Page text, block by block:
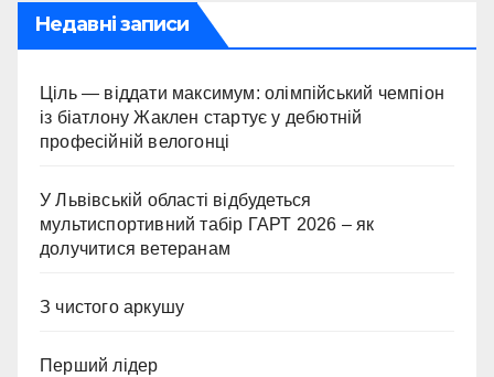
Недавні записи
Ціль — віддати максимум: олімпійський чемпіон
із біатлону Жаклен стартує у дебютній
професійній велогонці
У Львівській області відбудеться
мультиспортивний табір ГАРТ 2026 – як
долучитися ветеранам
З чистого аркушу
Перший лідер